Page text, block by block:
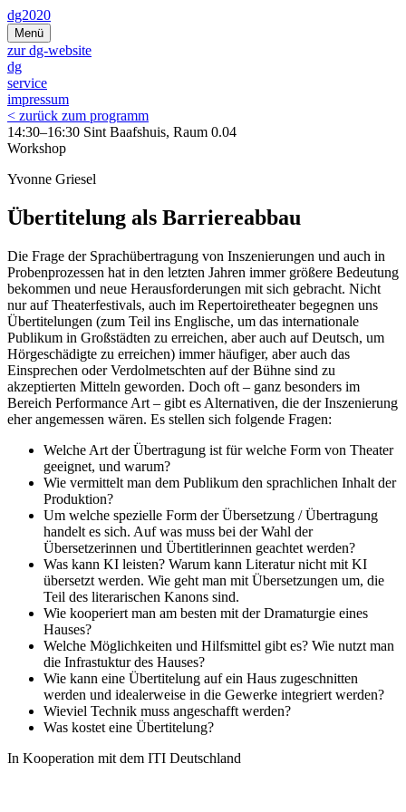
Zum
Inhalt
springen
dg2020
Menü
zur dg-website
dg
service
impressum
< zurück zum programm
14:30–16:30 Sint Baafshuis, Raum 0.04
Workshop
Yvonne Griesel
Übertitelung als Barriereabbau
Die Frage der Sprachübertragung von Inszenierungen und auch in
Probenprozessen hat in den letzten Jahren immer größere Bedeutung
bekommen und neue Herausforderungen mit sich gebracht. Nicht
nur auf Theaterfestivals, auch im Repertoiretheater begegnen uns
Übertitelungen (zum Teil ins Englische, um das internationale
Publikum in Großstädten zu erreichen, aber auch auf Deutsch, um
Hörgeschädigte zu erreichen) immer häufiger, aber auch das
Einsprechen oder Verdolmetschten auf der Bühne sind zu
akzeptierten Mitteln geworden. Doch oft – ganz besonders im
Bereich Performance Art – gibt es Alternativen, die der Inszenierung
eher angemessen wären. Es stellen sich folgende Fragen:
Welche Art der Übertragung ist für welche Form von Theater
geeignet, und warum?
Wie vermittelt man dem Publikum den sprachlichen Inhalt der
Produktion?
Um welche spezielle Form der Übersetzung / Übertragung
handelt es sich. Auf was muss bei der Wahl der
Übersetzerinnen und Übertitlerinnen geachtet werden?
Was kann KI leisten? Warum kann Literatur nicht mit KI
übersetzt werden. Wie geht man mit Übersetzungen um, die
Teil des literarischen Kanons sind.
Wie kooperiert man am besten mit der Dramaturgie eines
Hauses?
Welche Möglichkeiten und Hilfsmittel gibt es? Wie nutzt man
die Infrastuktur des Hauses?
Wie kann eine Übertitelung auf ein Haus zugeschnitten
werden und idealerweise in die Gewerke integriert werden?
Wieviel Technik muss angeschafft werden?
Was kostet eine Übertitelung?
In Kooperation mit dem ITI Deutschland